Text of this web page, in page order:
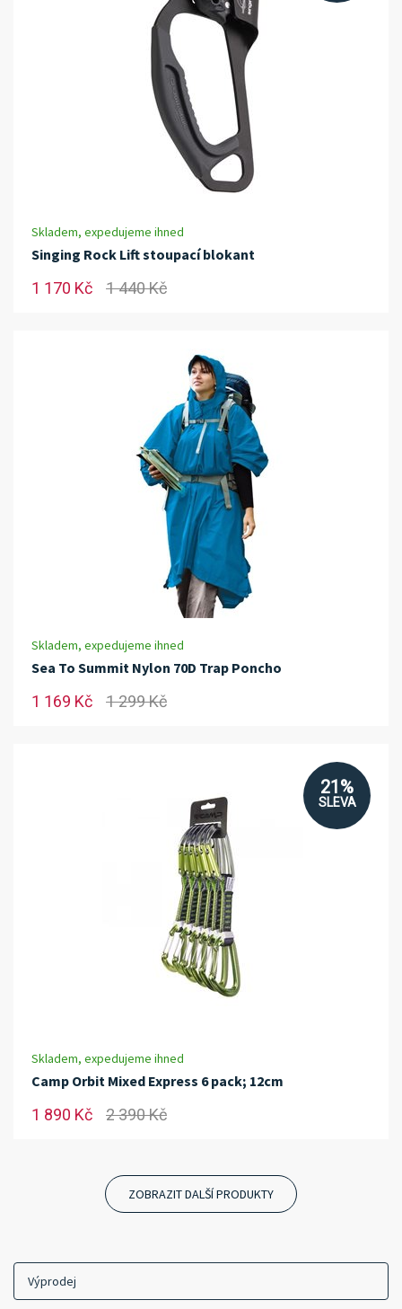
Skladem, expedujeme ihned
Singing Rock Lift stoupací blokant
1 170 Kč 1 440 Kč
Skladem, expedujeme ihned
Sea To Summit Nylon 70D Trap Poncho
1 169 Kč 1 299 Kč
21%
SLEVA
Skladem, expedujeme ihned
Camp Orbit Mixed Express 6 pack; 12cm
1 890 Kč 2 390 Kč
ZOBRAZIT DALŠÍ PRODUKTY
Výprodej